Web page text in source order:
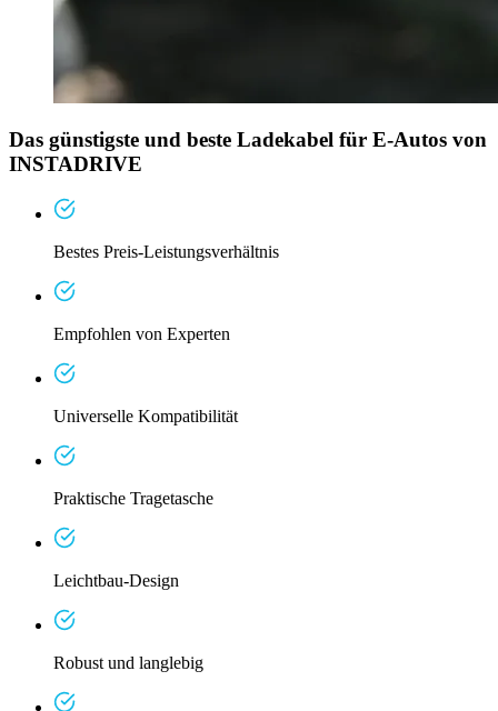
Das günstigste und beste Ladekabel für E-Autos von
INSTADRIVE
Bestes Preis-Leistungsverhältnis
Empfohlen von Experten
Universelle Kompatibilität
Praktische Tragetasche
Leichtbau-Design
Robust und langlebig